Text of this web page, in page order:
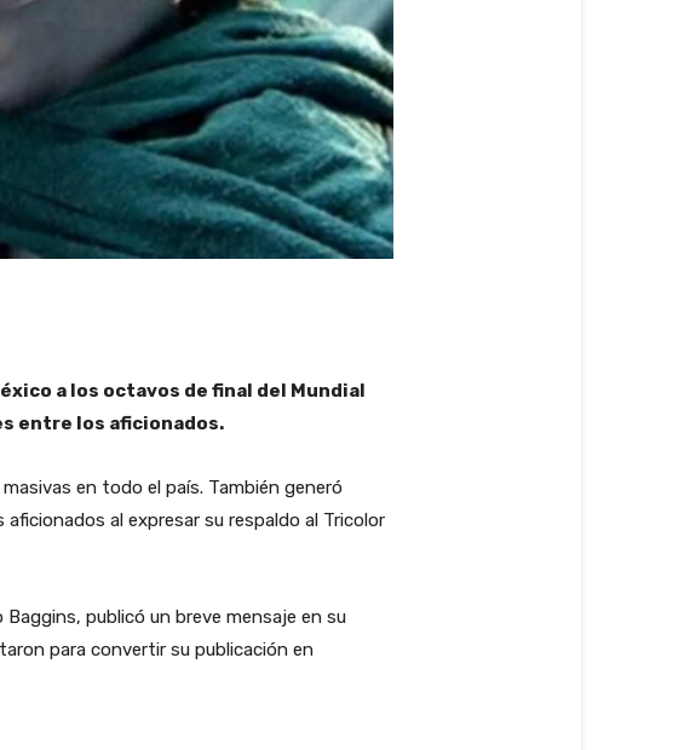
a los octavos de final del Mundial
entre los aficionados.
en todo el país. También generó
al expresar su respaldo al Tricolor
publicó un breve mensaje en su
para convertir su publicación en